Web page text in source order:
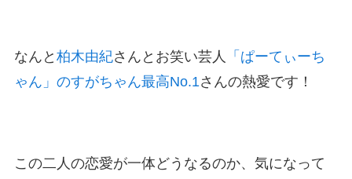
なんと 柏木由紀さんとお笑い芸人
「ぱーてぃーち
ゃん」のすがちゃん最高No.1さんの熱愛です！
この二人の恋愛が一体どうなるのか、気になって